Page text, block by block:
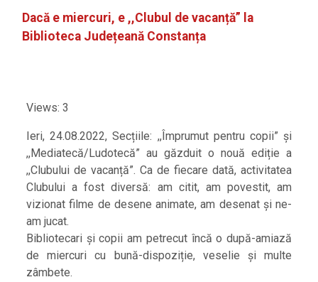
Dacă e miercuri, e ,,Clubul de vacanță” la
Biblioteca Județeană Constanța
Views: 3
Ieri, 24.08.2022, Secțiile: ,,Împrumut pentru copii” și
,,Mediatecă/Ludotecă” au găzduit o nouă ediție a
,,Clubului de vacanță”. Ca de fiecare dată, activitatea
Clubului a fost diversă: am citit, am povestit, am
vizionat filme de desene animate, am desenat și ne-
am jucat.
Bibliotecari și copii am petrecut încă o după-amiază
de miercuri cu bună-dispoziție, veselie și multe
zâmbete.